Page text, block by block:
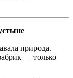
природа.
— только